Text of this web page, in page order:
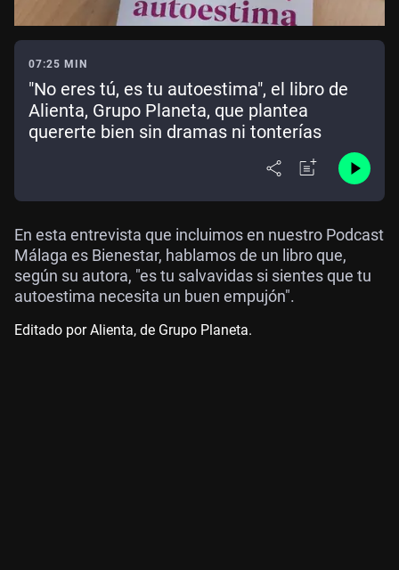
07:25 MIN
"No eres tú, es tu autoestima", el libro de
Alienta, Grupo Planeta, que plantea
quererte bien sin dramas ni tonterías
En esta entrevista que incluimos en nuestro Podcast
Málaga es Bienestar, hablamos de un libro que,
según su autora, "es tu salvavidas si sientes que tu
autoestima necesita un buen empujón".
Editado por Alienta, de Grupo Planeta.